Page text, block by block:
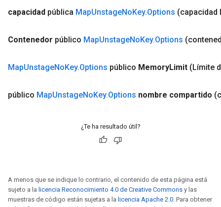
capacidad pública MapUnstageNoKey.Options (capacidad
Contenedor público MapUnstageNoKey.Options
MapUnstageNoKey.Options público MemoryLimit (Límite
público MapUnstageNoKey.Options nombre compartido
¿Te ha resultado útil?
A menos que se indique lo contrario, el contenido de esta página está
sujeto a la licencia Reconocimiento 4.0 de Creative Commons y las
muestras de código están sujetas a la licencia Apache 2.0 . Para obtener